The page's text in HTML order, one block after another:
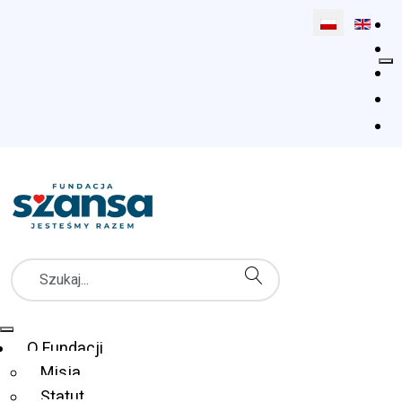
Wybierz
Szukaj
Menu Główne
O Fundacji
Misja
Statut